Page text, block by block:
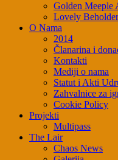
Golden Meeple
Lovely
O Nama
2014
Članarina i
Kontakti
Mediji o nama
Statut i Akti
Zahvalnice za
Cookie Policy
Projekti
Multipass
The Lair
Chaos News